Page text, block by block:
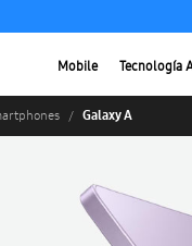
Mobile Tecnología
Galaxy A